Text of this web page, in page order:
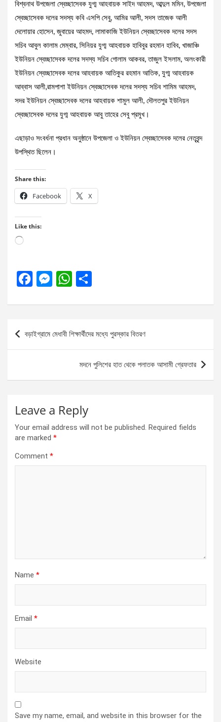
বিশ্বনাথ উপজেলা স্বেচ্ছাসেবক যুগ্ম আহবায়ক সাইদ আহমদ, আব্দুল মমিন, উপজেলা
স্বেচ্ছাসেবক দলের সদস্য কবি এসপি সেবু, আমির আলী, সদস তাজেক আলী
দেলোয়ার হোসেন, জুবায়ের আহমদ, লামাকাজি ইউনিয়ন স্বেচ্ছাসেবক দলের সদস
সচিব আবুল কালাম মেম্বার, সিনিয়র যুগ্ম আহবায়ক হাবিবুর রহমান হাবিব, খাজাঞ্চি
ইউনিয়ন স্বেচ্ছাসেবক দলের সদস্য সচিব গোলাম আকবর, তাজুল ইসলাম, অলংকারী
ইউনিয়ন স্বেচ্ছাসেবক দলের আহবায়ক আতিকুর রহমান আতিক, যুগ্ম আহবায়ক
আব্বাস আলী,রামপাশা ইউনিয়ন স্বেচ্ছাসেবক দলের সদস্য সচিব শামিম আহমদ,
সদর ইউনিয়ন স্বেচ্ছাসেবক দলের আহবায়ক শামুল আলী, দৌলতপুর ইউনিয়ন
স্বেচ্ছাসেবক দলের যুগ্ম আহবায়ক আবু তাহের সেবু প্রমুখ।
এছাড়াও সংবর্ধনা প্রধান অনুষ্ঠানে উপজেলা ও ইউনিয়ন স্বেচ্ছাসেবক দলের নেতৃবৃন্দ
উপস্থিত ছিলেন।
Share this:
Facebook X
Like this:
Loading…
F
ce
b
o
M
se
g
W
at
s
A
p
ar
Post
navigation
বড়াইগ্রামে মেধাবী শিক্ষার্থীদের মধ্যে পুরস্কার বিতরণ
মদনে পুলিশের হাত থেকে পলাতক আসামী গ্রেফতার
Leave a Reply
Your email address will not be published. Required fields
are marked *
Comment *
Name *
Email *
Website
Save my name, email, and website in this browser for the